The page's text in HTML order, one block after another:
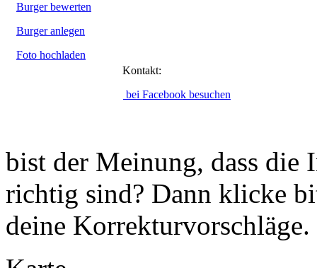
Burger bewerten
Burger anlegen
Foto hochladen
Kontakt:
bei Facebook besuchen
bist der Meinung, dass die
richtig sind? Dann klicke
deine Korrekturvorschläge.